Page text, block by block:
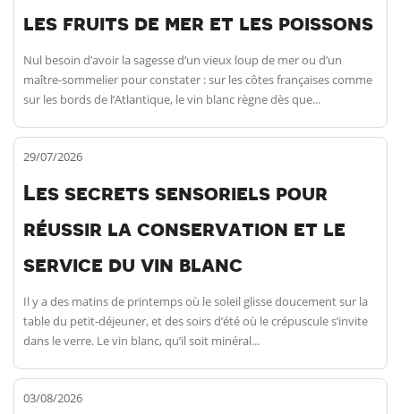
les fruits de mer et les poissons
Nul besoin d’avoir la sagesse d’un vieux loup de mer ou d’un
maître-sommelier pour constater : sur les côtes françaises comme
sur les bords de l’Atlantique, le vin blanc règne dès que...
29/07/2026
Les secrets sensoriels pour
réussir la conservation et le
service du vin blanc
Il y a des matins de printemps où le soleil glisse doucement sur la
table du petit-déjeuner, et des soirs d’été où le crépuscule s’invite
dans le verre. Le vin blanc, qu’il soit minéral...
03/08/2026